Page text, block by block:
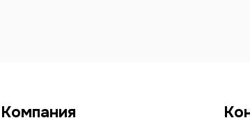
Компания